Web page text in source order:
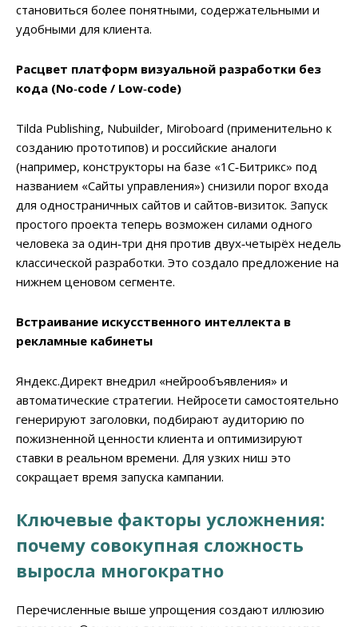
становиться более понятными, содержательными и
удобными для клиента.
Расцвет платформ визуальной разработки без
кода (No‑code / Low‑code)
Tilda Publishing, Nubuilder, Miroboard (применительно к
созданию прототипов) и российские аналоги
(например, конструкторы на базе «1С‑Битрикс» под
названием «Сайты управления») снизили порог входа
для одностраничных сайтов и сайтов-визиток. Запуск
простого проекта теперь возможен силами одного
человека за один‑три дня против двух‑четырёх недель
классической разработки. Это создало предложение на
нижнем ценовом сегменте.
Встраивание искусственного интеллекта в
рекламные кабинеты
Яндекс.Директ внедрил «нейрообъявления» и
автоматические стратегии. Нейросети самостоятельно
генерируют заголовки, подбирают аудиторию по
пожизненной ценности клиента и оптимизируют
ставки в реальном времени. Для узких ниш это
сокращает время запуска кампании.
Ключевые факторы усложнения:
почему совокупная сложность
выросла многократно
Перечисленные выше упрощения создают иллюзию